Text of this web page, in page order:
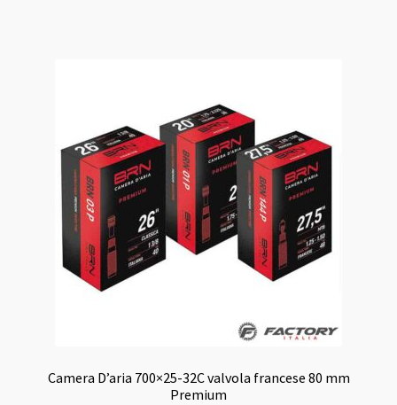
Camera D’aria 700×25-32C valvola francese 80 mm
Premium